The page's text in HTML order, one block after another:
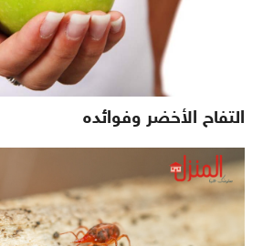
التفاح الأخضر وفوائده